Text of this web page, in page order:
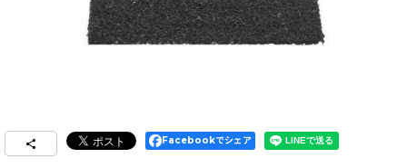
Facebookでシェア